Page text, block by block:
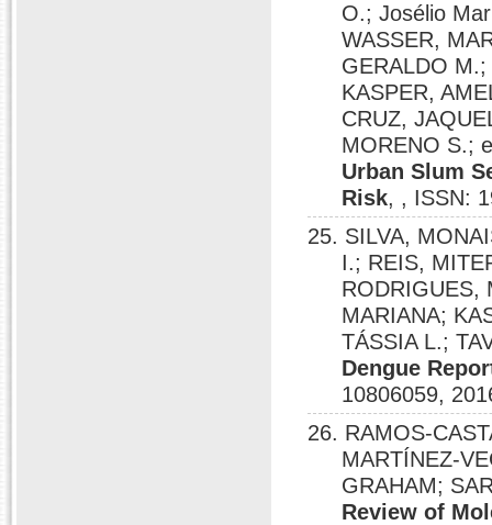
O.; Josélio
WASSER,
GERALDO
KASPER,
CRUZ,
MORENO S.;
Urban Slum
Risk, , ISSN:
25. SILVA,
I.; REIS,
RODRIGUES,
MARIANA;
TÁSSIA L.;
Dengue
10806059,
26. RAMOS-
MARTÍNEZ-
GRAHAM;
Review of